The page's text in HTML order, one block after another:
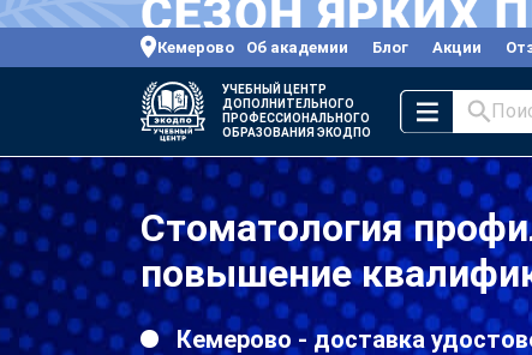
Кемерово Об академии Блог Акции
УЧЕБНЫЙ ЦЕНТР
ДОПОЛНИТЕЛЬНОГО
ПРОФЕССИОНАЛЬНОГО
ОБРАЗОВАНИЯ ЭКОДПО
Стоматология
повышение
Кемерово - доставка